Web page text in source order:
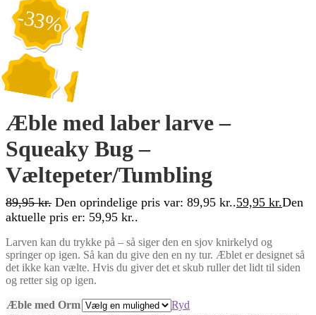
-33%
Æble med laber larve –
Squeaky Bug –
Væltepeter/Tumbling
89,95kr. Den oprindelige pris var: 89,95 kr..59,95 kr.Den
aktuelle pris er: 59,95 kr..
Larven kan du trykke på – så siger den en sjov knirkelyd og
springer op igen. Så kan du give den en ny tur. Æblet er designet så
det ikke kan vælte. Hvis du giver det et skub ruller det lidt til siden
og retter sig op igen.
Æble med Orm
Ryd